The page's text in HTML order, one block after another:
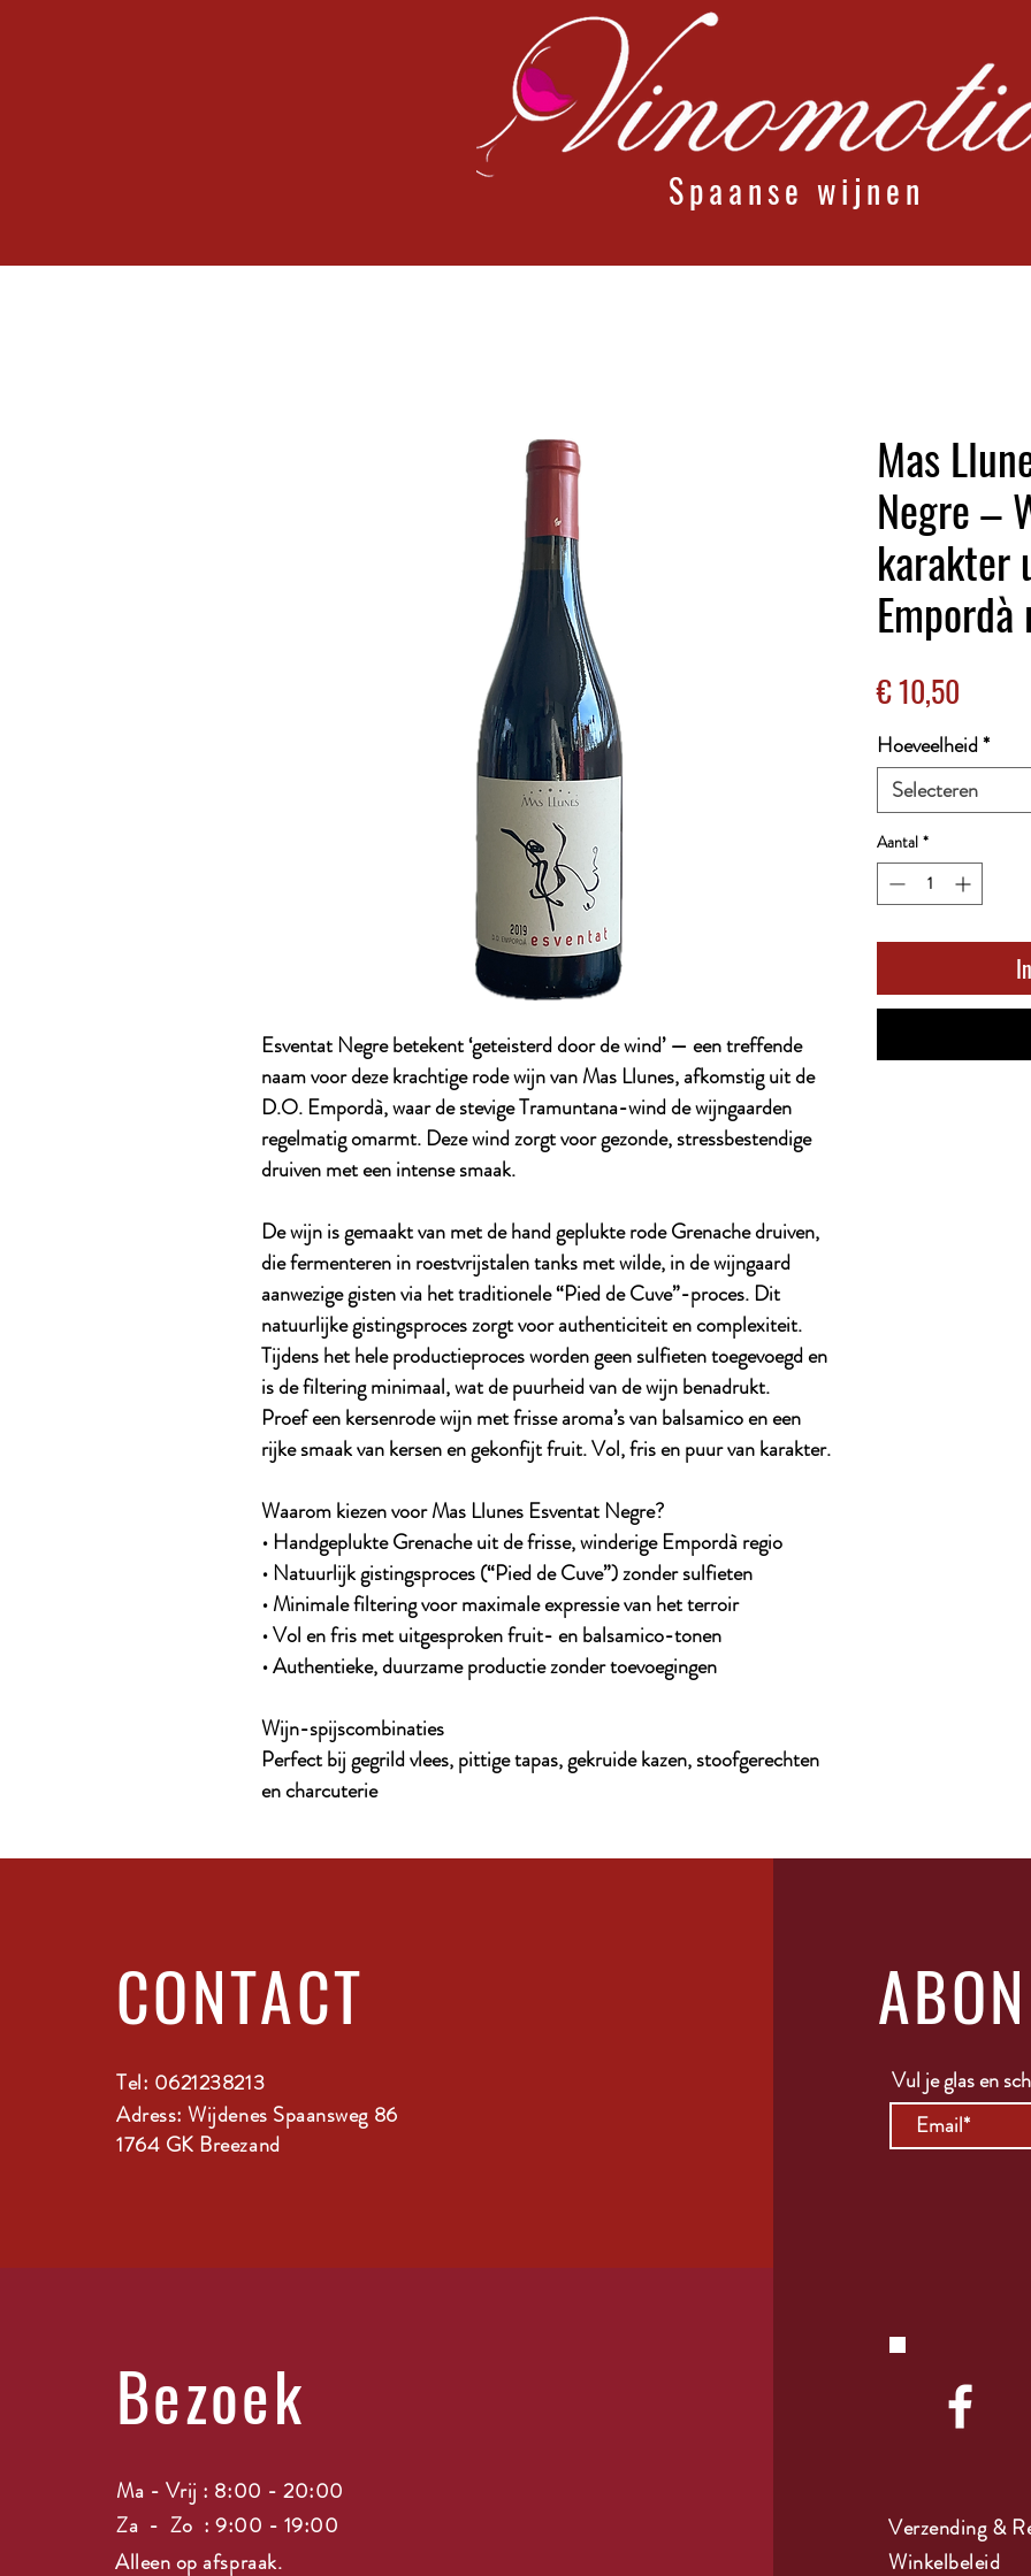
Spaanse wijnen
Esventat Negre betekent ‘geteisterd door de wind’ — een treffende
naam voor deze krachtige rode wijn van Mas Llunes, afkomstig uit de
D.O. Empordà, waar de stevige Tramuntana-wind de wijngaarden
regelmatig omarmt. Deze wind zorgt voor gezonde, stressbestendige
druiven met een intense smaak.
De wijn is gemaakt van met de hand geplukte rode Grenache druiven,
die fermenteren in roestvrijstalen tanks met wilde, in de wijngaard
aanwezige gisten via het traditionele “Pied de Cuve”-proces. Dit
natuurlijke gistingsproces zorgt voor authenticiteit en complexiteit.
Tijdens het hele productieproces worden geen sulfieten toegevoegd en
is de filtering minimaal, wat de puurheid van de wijn benadrukt.
Proef een kersenrode wijn met frisse aroma’s van balsamico en een
rijke smaak van kersen en gekonfijt fruit. Vol, fris en puur van karakter.
Waarom kiezen voor Mas Llunes Esventat Negre?
• Handgeplukte Grenache uit de frisse, winderige Empordà regio
• Natuurlijk gistingsproces (“Pied de Cuve”) zonder sulfieten
• Minimale filtering voor maximale expressie van het terroir
• Vol en fris met uitgesproken fruit- en balsamico-tonen
• Authentieke, duurzame productie zonder toevoegingen
Wijn-spijscombinaties
Perfect bij gegrild vlees, pittige tapas, gekruide kazen, stoofgerechten
en charcuterie
Mas
Negre –
karakter
€ 10,50
Hoeveelheid*
Selecteren
Aantal *
CONTACT
Tel: 0621238213
Adress: Wijdenes Spaansweg 86
1764 GK Breezand
Vul je glas en
Bezoek
Ma - Vrij : 8:00 - 20:00
Za - Zo : 9:00 - 19:00
Alleen op afspraak.
Verzending &
Winkelbeleid